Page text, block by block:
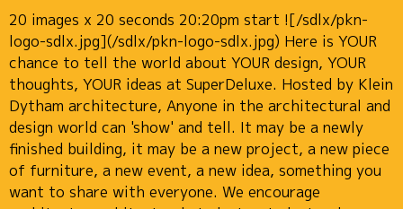
20 images x 20 seconds 20:20pm start ![/sdlx/pkn-
logo-sdlx.jpg](/sdlx/pkn-logo-sdlx.jpg) Here is YOUR
chance to tell the world about YOUR design, YOUR
thoughts, YOUR ideas at SuperDeluxe. Hosted by Klein
Dytham architecture, Anyone in the architectural and
design world can 'show' and tell. It may be a newly
finished building, it may be a new project, a new piece
of furniture, a new event, a new idea, something you
want to share with everyone. We encourage